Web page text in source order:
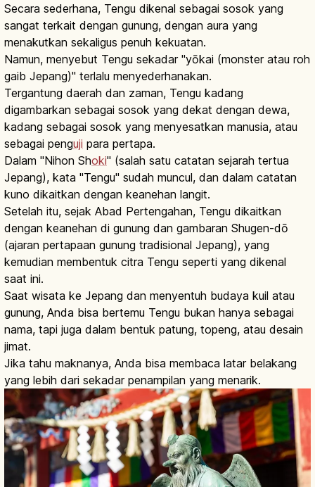
Secara sederhana, Tengu dikenal sebagai sosok yang
sangat terkait dengan gunung, dengan aura yang
menakutkan sekaligus penuh kekuatan.
Namun, menyebut Tengu sekadar "yōkai (monster atau roh
gaib Jepang)" terlalu menyederhanakan.
Tergantung daerah dan zaman, Tengu kadang
digambarkan sebagai sosok yang dekat dengan dewa,
kadang sebagai sosok yang menyesatkan manusia, atau
sebagai penguji para pertapa.
Dalam "Nihon Shoki" (salah satu catatan sejarah tertua
Jepang), kata "Tengu" sudah muncul, dan dalam catatan
kuno dikaitkan dengan keanehan langit.
Setelah itu, sejak Abad Pertengahan, Tengu dikaitkan
dengan keanehan di gunung dan gambaran Shugen-dō
(ajaran pertapaan gunung tradisional Jepang), yang
kemudian membentuk citra Tengu seperti yang dikenal
saat ini.
Saat wisata ke Jepang dan menyentuh budaya kuil atau
gunung, Anda bisa bertemu Tengu bukan hanya sebagai
nama, tapi juga dalam bentuk patung, topeng, atau desain
jimat.
Jika tahu maknanya, Anda bisa membaca latar belakang
yang lebih dari sekadar penampilan yang menarik.